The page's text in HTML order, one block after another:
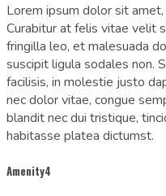
Lorem ipsum dolor sit
Curabitur at felis vitae velit
fringilla leo, et malesuada
suscipit ligula sodales non.
facilisis, in molestie justo
nec dolor vitae, congue
blandit nec dui tristique,
habitasse platea dictumst.
Amenity4